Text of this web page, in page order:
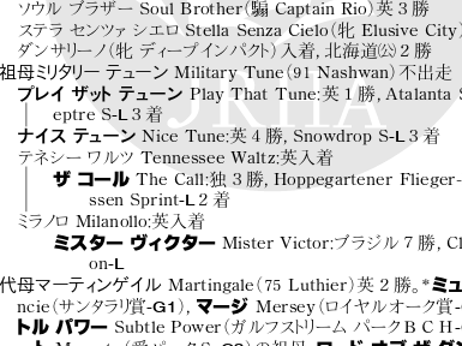
ソウル ブラザー Soul Brother（騸 Captain Rio）英３勝
ステラ センツァシエロ Stella Senza Cielo（牝 Elusive City
ダンサリーノ（牝 ディープインパクト）入着，北海道!
２勝
母ミリタリー テューン Military Tune（91 Nashwan）不出走
プレイ ザットテューン Play That Tune：英１勝，Atalanta
eptre S-L ３着
ナイス テューン Nice Tune：英４勝，Snowdrop S-L ３着
テネシー ワルツ Tennessee Waltz：英入着
ザコール The Call：独３勝，Hoppegartener
ssen Sprint-L ２着
ミラノロ Milanollo：英入着
ミスター ヴィクター Mister Victor：ブラジル７勝，
on-L
母マーティンゲイル Martingale（75 Luthier）英２勝。
*ミ
ncie（サンタラリ賞 -G1 ），マージ Mersey（ロイヤルオーク賞
トル パワー Subtle Power（ガルフストリーム パークＢＣＨ